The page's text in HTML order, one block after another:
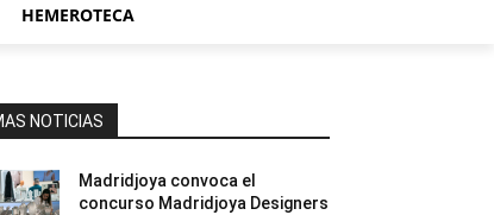
HEMEROTECA
NOTICIAS
Madridjoya convoca el
concurso Madridjoya Designers